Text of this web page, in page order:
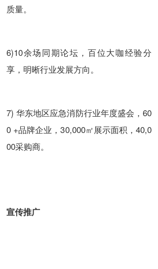
质量。
6)10余场同期论坛，百位大咖经验分
享，明晰行业发展方向。
7) 华东地区应急消防行业年度盛会，60
0 +品牌企业，30,000㎡展示面积，40,0
00采购商。
宣传推广